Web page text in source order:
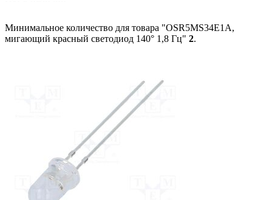
Минимальное количество для товара "OSR5MS34E1A,
мигающий красный светодиод 140° 1,8 Гц" 2.